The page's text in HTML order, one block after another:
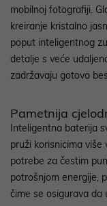
mobilnoj fotografiji.
kreiranje kristalno
poput inteligentnog
detalje s veće
zadržavaju gotovo
Pametnija
Inteligentna baterija
pruži korisnicima više
potrebe za čestim
potrošnjom energije,
čime se osigurava da